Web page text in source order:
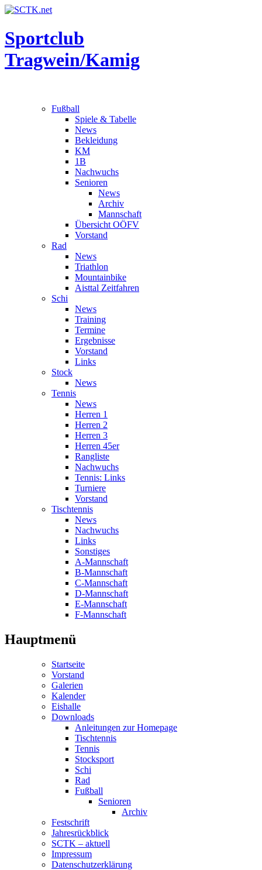
Sportclub
Tragwein/Kamig
Fußball
Spiele & Tabelle
News
Bekleidung
KM
1B
Nachwuchs
Senioren
News
Archiv
Mannschaft
Übersicht OÖFV
Vorstand
Rad
News
Triathlon
Mountainbike
Aisttal Zeitfahren
Schi
News
Training
Termine
Ergebnisse
Vorstand
Links
Stock
News
Tennis
News
Herren 1
Herren 2
Herren 3
Herren 45er
Rangliste
Nachwuchs
Tennis: Links
Turniere
Vorstand
Tischtennis
News
Nachwuchs
Links
Sonstiges
A-Mannschaft
B-Mannschaft
C-Mannschaft
D-Mannschaft
E-Mannschaft
F-Mannschaft
Hauptmenü
Startseite
Vorstand
Galerien
Kalender
Eishalle
Downloads
Anleitungen zur Homepage
Tischtennis
Tennis
Stocksport
Schi
Rad
Fußball
Senioren
Archiv
Festschrift
Jahresrückblick
SCTK – aktuell
Impressum
Datenschutzerklärung